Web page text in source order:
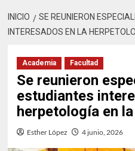
INICIO
SE REUNIERON
INTERESADOS EN LA
Academia Facultad
Se reunieron
estudiantes
herpetología en la
Esther López 4 junio, 2026